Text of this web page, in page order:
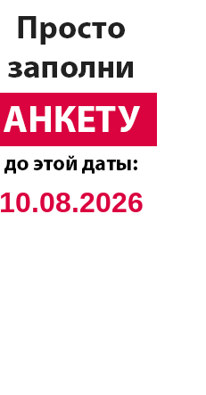
10.08.2026